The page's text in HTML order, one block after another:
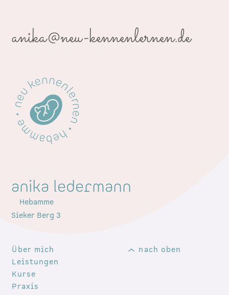
anika@neu-kennenlernen.de
anika ledermann
Hebamme
Sieker Berg 3
Über mich
Leistungen
Kurse
Praxis
nach oben